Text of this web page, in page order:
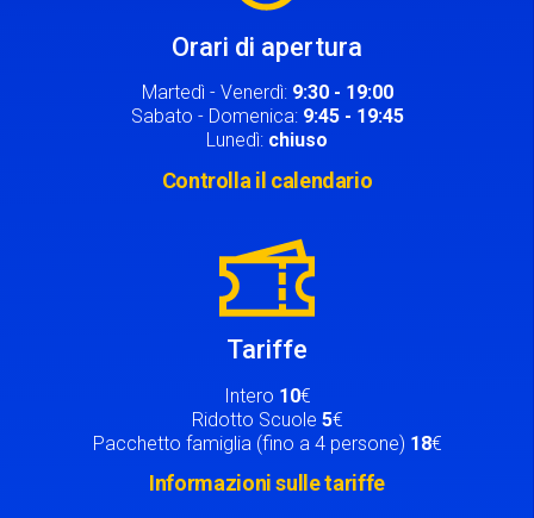
Orari di apertura
Martedì - Venerdì: 9:30 - 19:00
Sabato - Domenica: 9:45 - 19:45
Lunedì: chiuso
Controlla il calendario
Tariffe
Intero 10€
Ridotto Scuole 5€
Pacchetto famiglia (fino a 4 persone) 18€
Informazioni sulle tariffe